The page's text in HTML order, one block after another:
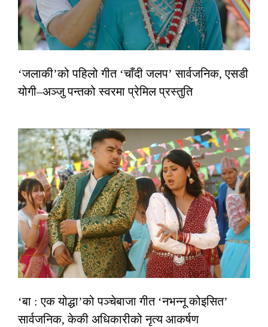
‘जलाकी’को पहिलो गीत ‘चाँदी जलप’ सार्वजनिक, एसडी
योगी–अञ्जु पन्तको स्वरमा प्रेमिल प्रस्तुति
‘बा : एक योद्धा’को पञ्चेबाजा गीत ‘नभन्नू कोइसित’
सार्वजनिक, केकी अधिकारीको नृत्य आकर्षण